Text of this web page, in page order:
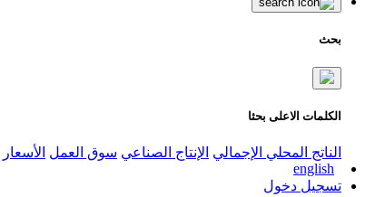
بحث
الكلمات الاعلى بحثا
الناتج المحلي الإجمالي الإنتاج الصناعي سوق العمل الأسعار
english
تسجيل دخول